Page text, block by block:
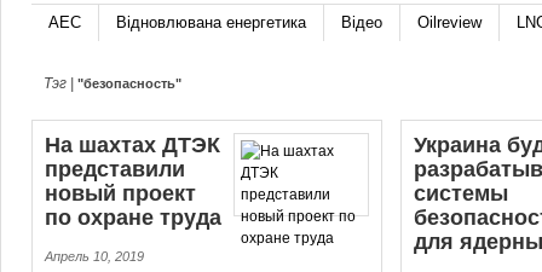
АЕС Відновлювана енергетика Відео Oilreview
Тэг | "безопасность"
На шахтах ДТЭК
представили
новый проект
по охране труда
Апрель 10, 2019
Украина
системы
для